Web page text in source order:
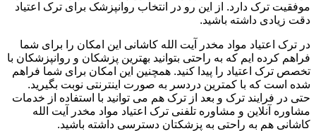
موفقیت ترک دارد. از این رو در انتخاب روانپزشک برای ترک اعتیاد
دقت زیادی داشته باشید.
در ترک اعتیاد مواد مخدر آیت الله کاشانی این امکان را برای شما
فراهم کرده ایم که به راحتی بتوانید بهترین پزشکان و روانپزشکان با
تخصص ترک اعتیاد را پیدا کنید. همچنین این امکان برای شما فراهم
شده است که با کمترین دردسر به صورت اینترنتی نوبت بگیرید.
حتی در فرایند ترک و بعد از ترک هم می توانید با استفاده از خدمات
مشاوره آنلاین و مشاوره تلفنی ترک اعتیاد مواد مخدر آیت الله
کاشانی هم به راحتی به پزشکتان دسترسی داشته باشید.